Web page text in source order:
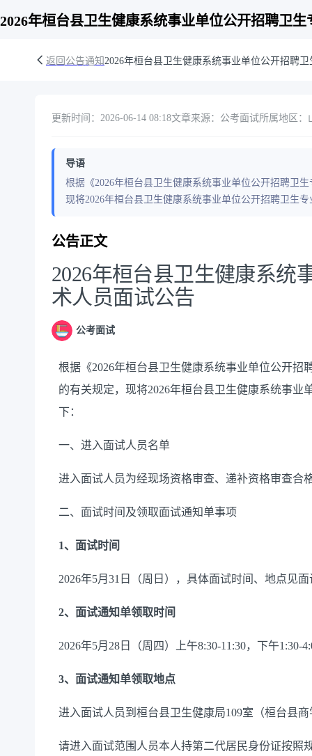
2026年桓台县卫生健康系统事业单位公开招聘卫
返回公告通知2026年桓台县卫生健康系统事业单位公开招聘
更新时间：2026-06-14 08:18文章来源：公考面试所属地区：
导语
根据《2026年桓台县卫生健康系统事业单位公开招聘卫
现将2026年桓台县卫生健康系统事业单位公开招聘卫生
公告正文
2026年桓台县卫生健康系统
术人员面试公告
公考面试
根据《2026年桓台县卫生健康系统事业单位公开
的有关规定，现将2026年桓台县卫生健康系统事
下：
一、进入面试人员名单
进入面试人员为经现场资格审查、递补资格审查合
二、面试时间及领取面试通知单事项
1、 面试时间
2026年5月 31 日（周日），具体面试时间、地点见
2、面试通知单领取时间
2026年5月 28 日（周四）上午8:30-11:30，下午1:30-
3、 面试通知单领取地点
进入面试人员到桓台县卫生健康局109室（桓台县商
请进入面试范围人员本人持第二代居民身份证按照